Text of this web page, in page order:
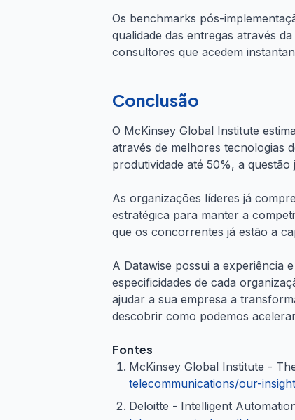
Os benchmarks pós-
qualidade das entregas através
consultores que acedem
Conclusão
O McKinsey Global Institute
através de melhores tecnologias
produtividade até 50%, a
As organizações líderes já
estratégica para manter a
que os concorrentes já estão a
A Datawise possui a experiência
especificidades de cada
ajudar a sua empresa a
descobrir como podemos
Fontes
McKinsey Global Institute -
telecommunications/our-
Deloitte - Intelligent